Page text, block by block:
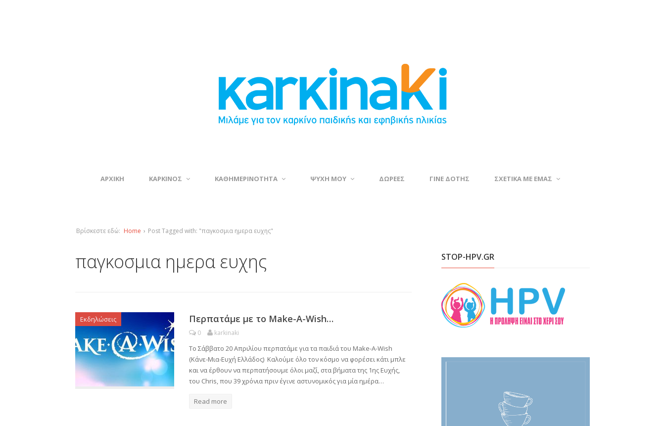
ΑΡΧΙΚΗ ΚΑΡΚΙΝΟΣ ΚΑΘΗΜΕΡΙΝΟΤΗΤΑ ΨΥΧΗ ΜΟΥ ΔΩΡΕΕΣ ΓΙΝΕ ΔΟΤΗΣ ΣΧΕΤΙΚΑ ΜΕ ΕΜΑΣ
Βρίσκεστε εδώ: Home › Post Tagged with: "παγκοσμια ημερα ευχης"
παγκοσμια ημερα ευχης
Εκδηλώσεις Περπατάμε με το Make-A-Wish…
0 karkinaki
Tο Σάββατο 20 Απριλίου περπατάμε για τα παιδιά του Make-A-Wish
(Κάνε-Μια-Ευχή Ελλάδος) Καλούμε όλο τον κόσμο να φορέσει κάτι μπλε
και να έρθουν να περπατήσουμε όλοι μαζί, στα βήματα της 1ης Ευχής,
του Chris, που 39 χρόνια πριν έγινε αστυνομικός για μία ημέρα…
Read more
STOP-HPV.GR